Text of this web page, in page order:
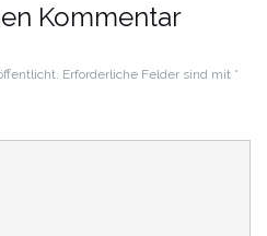
Kommentar
Erforderliche Felder sind mit *